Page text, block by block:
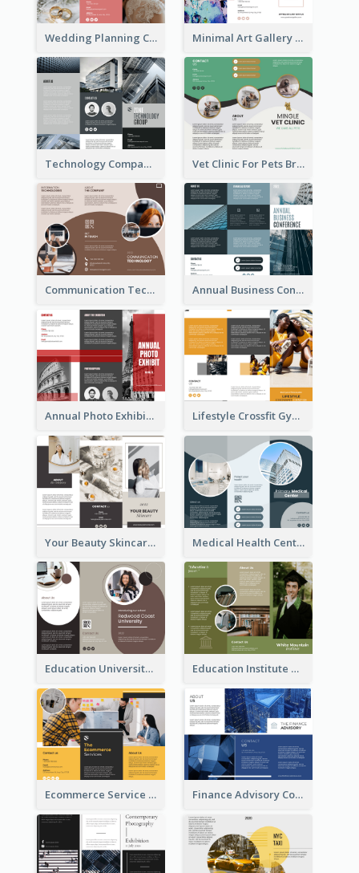
Wedding Planning Company Brochure Minimal Art Gallery Brochure
Technology Company Brochure Vet Clinic For Pets Brochure
Communication Technology Company Brochure Annual Business Conference Brochure
Annual Photo Exhibition Brochure Lifestyle Crossfit Gym Brochure
Your Beauty Skincare Company Brochure Medical Health Centre Brochure
Education University Brochure Education Institute Brochure
Ecommerce Service Brochure Finance Advisory Company Brochure